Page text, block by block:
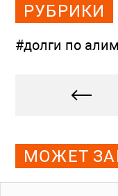
РУБРИКИ
#долги по
МОЖЕТ